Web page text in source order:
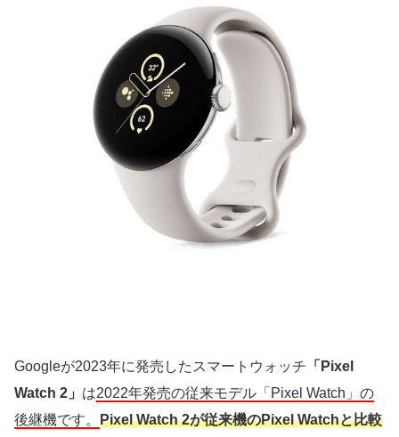
Googleが2023年に発売したスマートウォッチ 「Pixel
Watch 2」 は2022年発売の従来モデル「Pixel Watch」の
後継機です。 Pixel Watch 2が従来機のPixel Watchと比較